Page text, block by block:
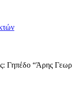
Γηπέδο “Άρης